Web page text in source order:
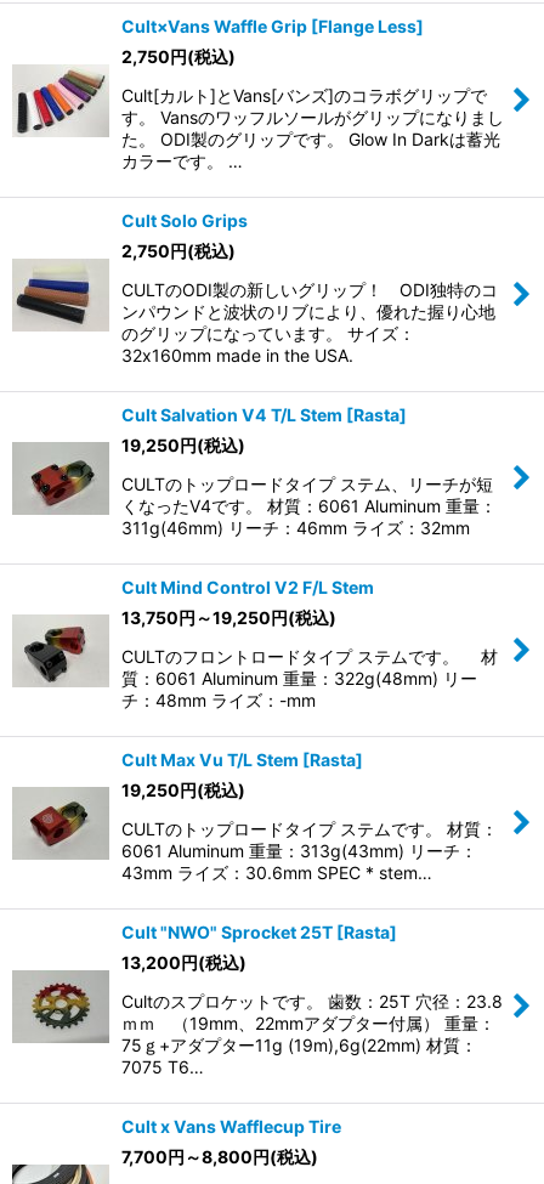
Cult×Vans Waffle Grip [Flange Less]
2,750円(税込)
Cult[カルト]とVans[バンズ]のコラボグリップで
す。 Vansのワッフルソールがグリップになりまし
た。 ODI製のグリップです。 Glow In Darkは蓄光
カラーです。 …
Cult Solo Grips
2,750円(税込)
CULTのODI製の新しいグリップ！ ODI独特のコ
ンパウンドと波状のリブにより、優れた握り心地
のグリップになっています。 サイズ：
32x160mm made in the USA.
Cult Salvation V4 T/L Stem [Rasta]
19,250円(税込)
CULTのトップロードタイプ ステム、リーチが短
くなったV4です。 材質：6061 Aluminum 重量：
311g(46mm) リーチ：46mm ライズ：32mm
Cult Mind Control V2 F/L Stem
13,750円 ～19,250円(税込)
CULTのフロントロードタイプ ステムです。 材
質：6061 Aluminum 重量：322g(48mm) リー
チ：48mm ライズ：-mm
Cult Max Vu T/L Stem [Rasta]
19,250円(税込)
CULTのトップロードタイプ ステムです。 材質：
6061 Aluminum 重量：313g(43mm) リーチ：
43mm ライズ：30.6mm SPEC * stem…
Cult "NWO" Sprocket 25T [Rasta]
13,200円(税込)
Cultのスプロケットです。 歯数：25T 穴径：23.8
ｍｍ （19mm、22mmアダプター付属） 重量：
75ｇ+アダプター11g (19m),6g(22mm) 材質：
7075 T6…
Cult x Vans Wafflecup Tire
7,700円 ～8,800円(税込)